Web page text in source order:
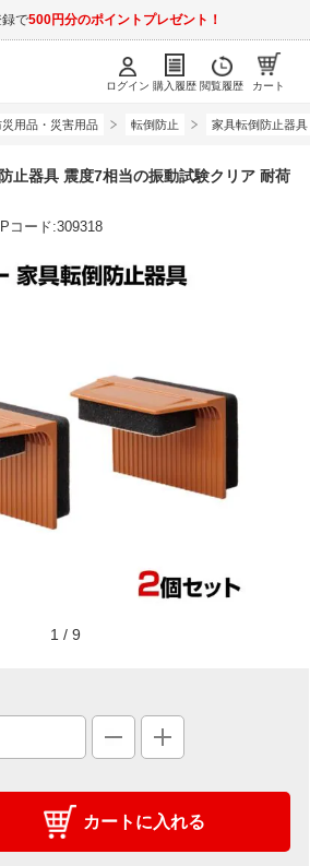
で500円分のポイントプレゼント！
ログイン 購入履歴 閲覧履歴 カート
災用品・災害用品 転倒防止 家具転倒防止器具
止器具 震度7相当の振動試験クリア 耐荷
Pコード:309318
1 / 9
カートに入れる